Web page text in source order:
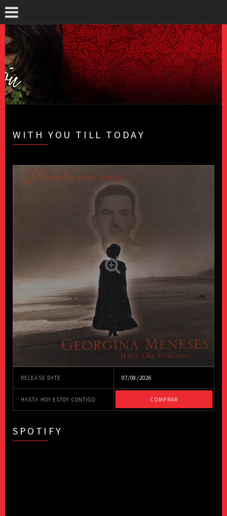
WITH YOU TILL TODAY
RELEASE DATE 07/08/2026
HASTA HOY ESTOY CONTIGO COMPRAR
SPOTIFY